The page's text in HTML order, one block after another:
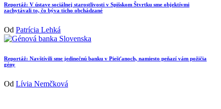
Reportáž: V ústave sociálnej starostlivosti v Spišskom Štvrtku sme objektívmi
zachytávali to, čo býva ticho obchádzané
Od Patrícia Lehká
Reportáž: Navštívili sme jedinečnú banku v Piešťanoch, namiesto peňazí vám požičia
gény
Od Lívia Nemčková